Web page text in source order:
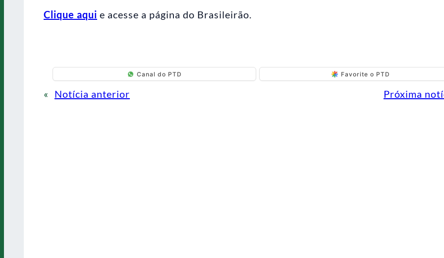
Clique aqui e acesse a página do Brasileirão.
Canal do PTD Favorite o PTD
« Notícia anterior Próxima